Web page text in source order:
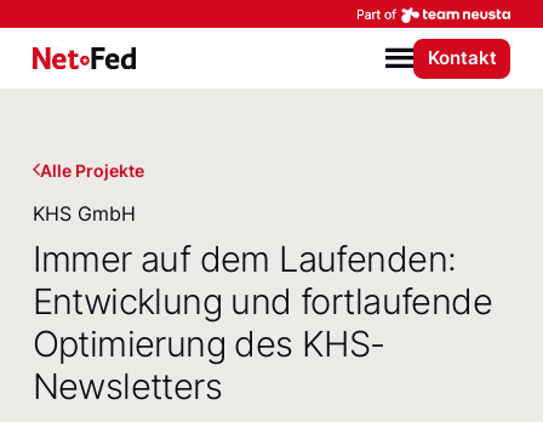
NetFederation GmbH
Menü
Kontakt
Alle Projekte
KHS GmbH
Immer auf dem Laufenden:
Entwicklung und fortlaufende
Optimierung des KHS-
Newsletters